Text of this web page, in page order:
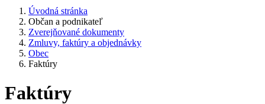
Úvodná stránka
Občan a podnikateľ
Zverejňované dokumenty
Zmluvy, faktúry a objednávky
Obec
Faktúry
Faktúry